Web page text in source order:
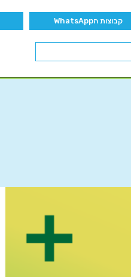
קבוצות הWhatsApp